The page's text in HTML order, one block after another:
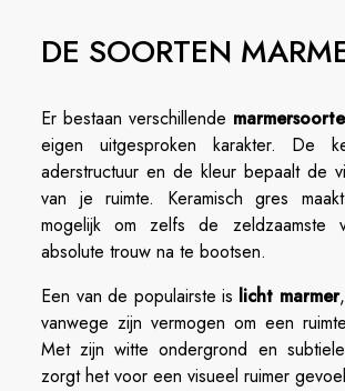
DE SOORTEN
Er bestaan verschillende
eigen uitgesproken karakter. De
aderstructuur en de kleur bepaalt de
van je ruimte. Keramisch gres
mogelijk om zelfs de zeldzaamste
absolute trouw na te bootsen.
Een van de populairste is licht marmer
vanwege zijn vermogen om een
Met zijn witte ondergrond en
zorgt het voor een visueel ruimer